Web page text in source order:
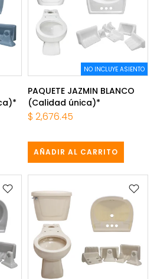
NO INCLUYE ASIENTO
PAQUETE JAZMIN BLANCO
(Calidad única)*
$ 2,676.45
AÑADIR AL CARRITO